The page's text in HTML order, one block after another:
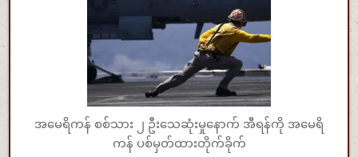
အမေရိကန် စစ်သား ၂ ဦးသေဆုံးမှုနောက် အီရန်ကို အမေရိ
ကန် ပစ်မှတ်ထားတိုက်ခိုက်